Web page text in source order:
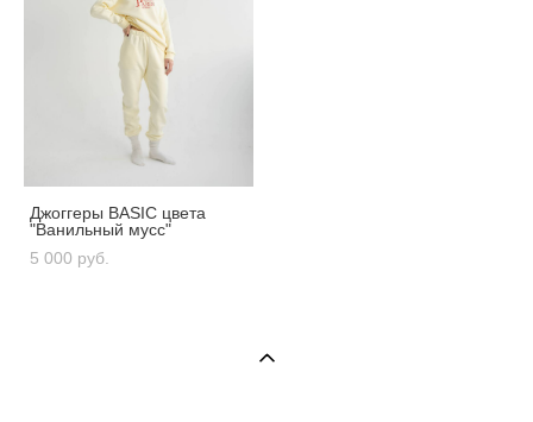
Джоггеры BASIC цвета
"Ванильный мусс"
5 000 pуб.